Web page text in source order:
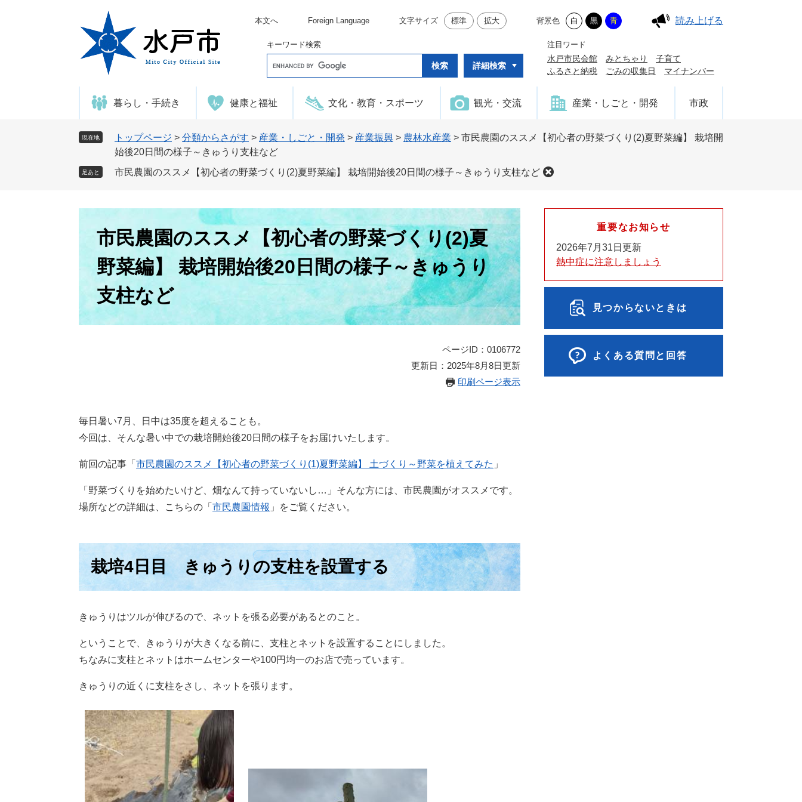
本文へ Foreign Language 文字サイズ 標準 拡大 背景色 白 黒 青 読み上げる
キーワード検索
o
e
タ
ム
検
詳細検索
注目ワード
水戸市民会館 みとちゃり
子育て
ふるさと納税
ごみの収集日 マイナンバー
暮らし・手続き 健康と福祉 文化・教育・スポーツ 観光・交流 産業・しごと・開発 市政
現在地 トップページ > 分類からさがす > 産業・しごと・開発 > 産業振興 > 農林水産業 > 市民農園のススメ【初心者の野菜づくり(2)夏野菜編】 栽培開
始後20日間の様子～きゅうり支柱など
足あと 市民農園のススメ【初心者の野菜づくり(2)夏野菜編】 栽培開始後20日間の様子～きゅうり支柱など
市民農園のススメ【初心者の野菜づくり(2)夏
野菜編】 栽培開始後20日間の様子～きゅうり
支柱など
ページID：0106772
更新日：2025年8月8日更新
印刷ページ表示
毎日暑い7月、日中は35度を超えることも。
今回は、そんな暑い中での栽培開始後20日間の様子をお届けいたします。
前回の記事「 市民農園のススメ【初心者の野菜づくり(1)夏野菜編】 土づくり～野菜を植えてみた 」
「野菜づくりを始めたいけど、畑なんて持っていないし…」そんな方には、市民農園がオススメです。
場所などの詳細は、こちらの「 市民農園情報 」をご覧ください。
栽培4日目 きゅうりの支柱を設置する
きゅうりはツルが伸びるので、ネットを張る必要があるとのこと。
ということで、きゅうりが大きくなる前に、支柱とネットを設置することにしました。
ちなみに支柱とネットはホームセンターや100円均一のお店で売っています。
きゅうりの近くに支柱をさし、ネットを張ります。
重要なお知らせ
2026年7月31日更新
熱中症に注意しましょう
見つからないときは
よくある質問と回答